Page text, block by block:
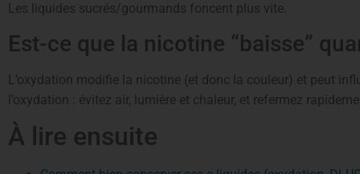
Les liquides sucrés/gourmands foncent plus vite.
Est-ce que la nicotine “baisse”
L’oxydation modifie la nicotine (et donc la couleur) et peut
l’oxydation : évitez air, lumière et chaleur, et refermez
À lire ensuite